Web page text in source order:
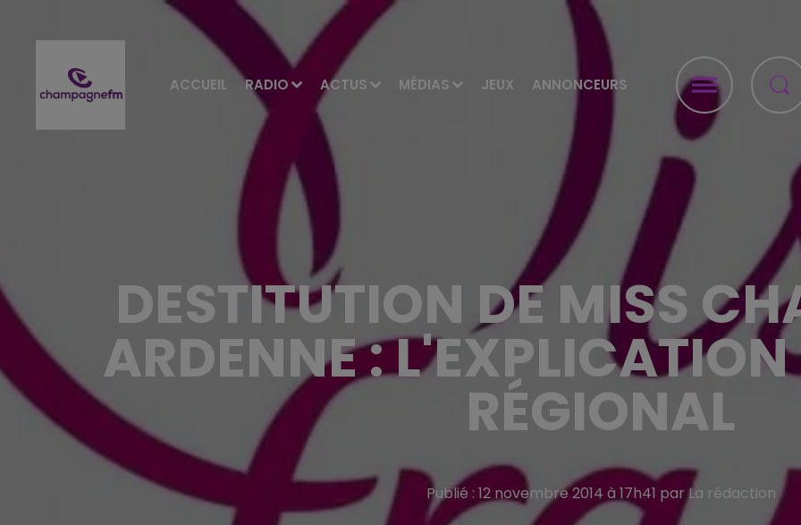
ACCUEIL RADIO ACTUS MÉDIAS JEUX ANNONCEURS
DESTITUTION DE MISS
ARDENNE :
RÉGIONAL
Publié : 12 novembre 2014 à 17h41 par La rédaction